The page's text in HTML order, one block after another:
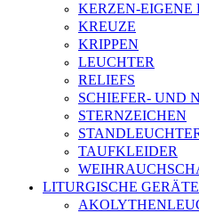
KERZEN-EIGENE
KREUZE
KRIPPEN
LEUCHTER
RELIEFS
SCHIEFER- UND
STERNZEICHEN
TAUFKLEIDER
LITURGISCHE GERÄTE